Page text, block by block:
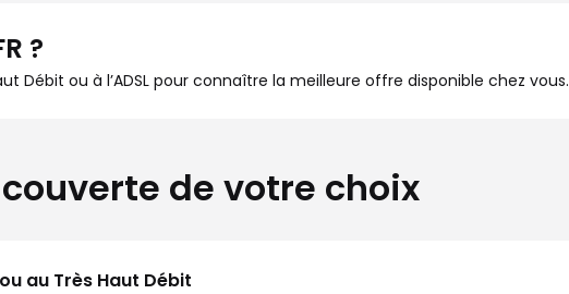
?
Débit ou à l’ADSL pour connaître la meilleure offre disponible chez vous.
de votre choix
au Très Haut Débit